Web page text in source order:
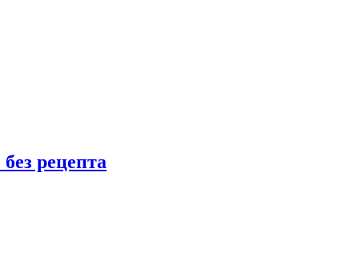
рецепта